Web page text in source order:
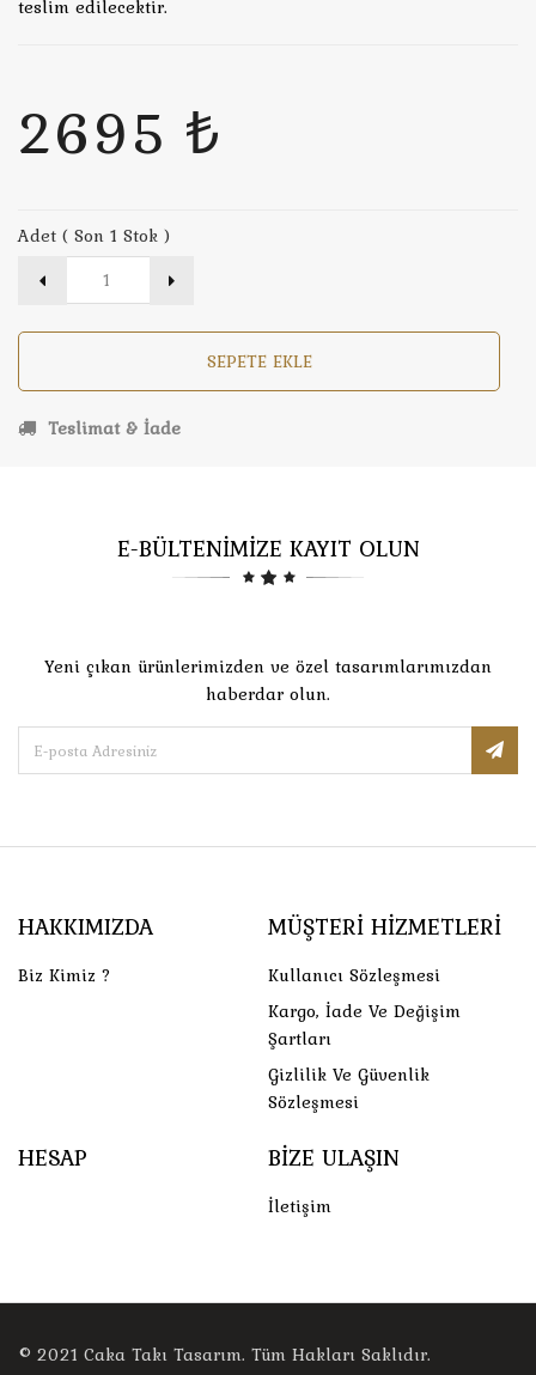
teslim edilecektir.
2695 ₺
Adet ( Son 1 Stok )
SEPETE EKLE
Teslimat & İade
E-BÜLTENİMİZE KAYIT OLUN
Yeni çıkan ürünlerimizden ve özel tasarımlarımızdan
haberdar olun.
HAKKIMIZDA
Biz Kimiz ?
MÜŞTERI HIZMETLERI
Kullanıcı Sözleşmesi
Kargo, İade Ve Değişim
Şartları
Gizlilik Ve Güvenlik
Sözleşmesi
HESAP BIZE ULAŞIN
İletişim
© 2021 Caka Takı Tasarım. Tüm Hakları Saklıdır.